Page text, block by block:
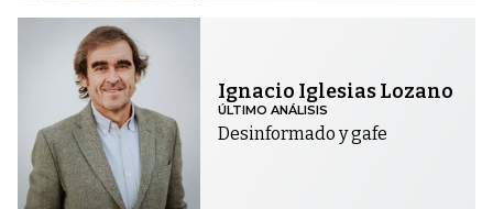
Ignacio Iglesias Lozano
ÚLTIMO ANÁLISIS
Desinformado y gafe